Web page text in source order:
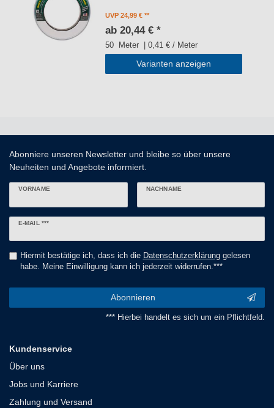
UVP 24,99 €
ab 20,44 € *
50 Meter | 0,41 € / Meter
Varianten anzeigen
Abonniere unseren Newsletter und bleibe so über unsere
Neuheiten und Angebote informiert.
VORNAME NACHNAME
E-MAIL ***
Newsletter
Hiermit bestätige ich, dass ich die Daten­schutz­erklärunggelesen
habe. Meine Einwilligung kann ich jederzeit widerrufen.***
Abonnieren
*** Hierbei handelt es sich um ein Pflichtfeld.
Kundenservice
Über uns
Jobs und Karriere
Zahlung und Versand